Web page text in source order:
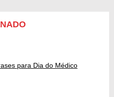
para Dia do Médico